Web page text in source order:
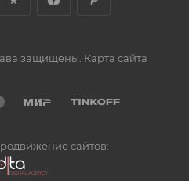
защищены. Карта сайта
сайтов: